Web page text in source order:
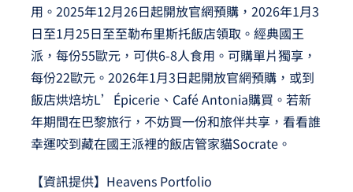
用。2025年12月26日起開放官網預購，2026年1月3
日至1月25日至至勒布里斯托飯店領取。經典國王
派，每份55歐元，可供6-8人食用。可購單片獨享，
每份22歐元。2026年1月3日起開放官網預購，或到
飯店烘焙坊L’Épicerie、Café Antonia購買。若新
年期間在巴黎旅行，不妨買一份和旅伴共享，看看誰
幸運咬到藏在國王派裡的飯店管家貓Socrate。
【資訊提供】Heavens Portfolio